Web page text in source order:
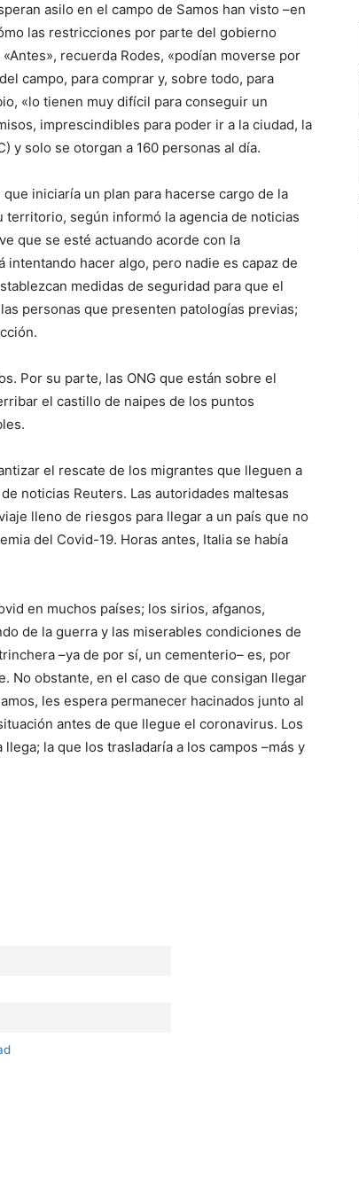
asilo en el campo de Samos han visto –en
las restricciones por parte del gobierno
recuerda Rodes, «podían moverse por
campo, para comprar y, sobre todo, para
«lo tienen muy difícil para conseguir un
imprescindibles para poder ir a la ciudad, la
y solo se otorgan a 160 personas al día.
iniciaría un plan para hacerse cargo de la
según informó la agencia de noticias
que se esté actuando acorde con la
hacer algo, pero nadie es capaz de
medidas de seguridad para que el
personas que presenten patologías previas;
Por su parte, las ONG que están sobre el
el castillo de naipes de los puntos
el rescate de los migrantes que lleguen a
noticias Reuters. Las autoridades maltesas
lleno de riesgos para llegar a un país que no
del Covid-19. Horas antes, Italia se había
en muchos países; los sirios, afganos,
de la guerra y las miserables condiciones de
–ya de por sí, un cementerio– es, por
No obstante, en el caso de que consigan llegar
les espera permanecer hacinados junto al
antes de que llegue el coronavirus. Los
la que los trasladaría a los campos –más y